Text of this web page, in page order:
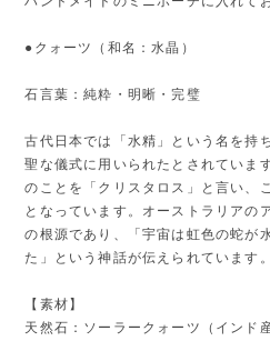
●クォーツ（和名：水晶）
石言葉：純粋・明晰・完璧
古代日本では「水精」という名を持
聖な儀式に用いられたとされていま
のことを「クリスタロス」と言い、
となっています。オーストラリアの
の根源であり、「宇宙は虹色の蛇が
た」という神話が伝えられています。
【素材】
天然石：ソーラークォーツ（インド産